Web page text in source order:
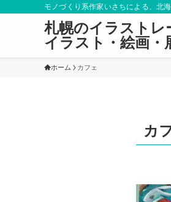
モノづくり系作家いさちによる、北
札幌のイラストレ
イラスト・絵画・
ホーム カフェ
カ